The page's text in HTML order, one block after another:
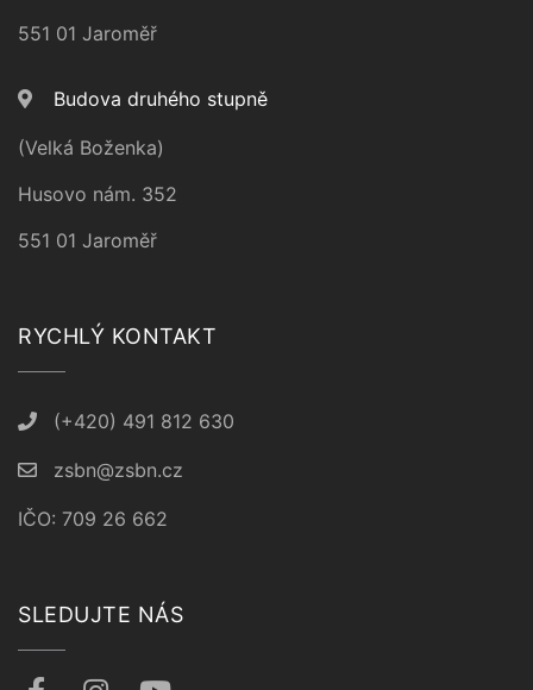
551 01 Jaroměř
Budova druhého stupně
(Velká Boženka)
Husovo nám. 352
551 01 Jaroměř
RYCHLÝ KONTAKT
(+420) 491 812 630
zsbn@zsbn.cz
IČO: 709 26 662
SLEDUJTE NÁS